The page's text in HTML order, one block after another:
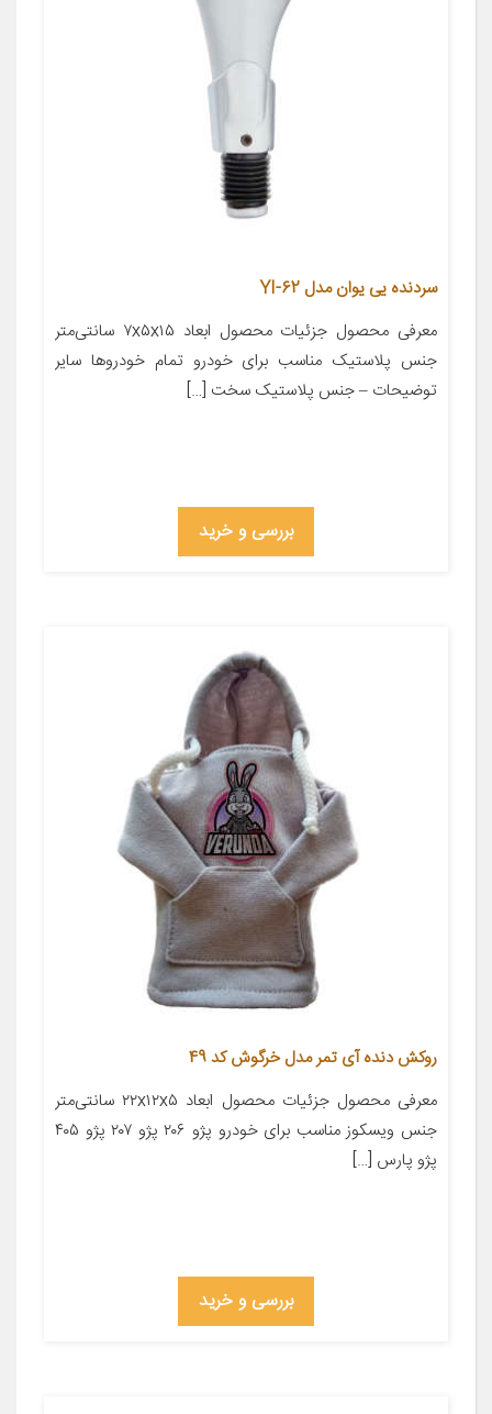
سردنده یی یوان مدل YI-62
معرفی محصول جزئیات محصول ابعاد ۷x۵x۱۵ سانتی‌متر
جنس پلاستیک مناسب برای خودرو تمام خودروها سایر
توضیحات – جنس پلاستیک سخت […]
بررسی و خرید
روکش دنده آی تمر مدل خرگوش کد 49
معرفی محصول جزئیات محصول ابعاد ۲۲x۱۲x۵ سانتی‌متر
جنس ویسکوز مناسب برای خودرو پژو ۲۰۶ پژو ۲۰۷ پژو ۴۰۵
پژو پارس […]
بررسی و خرید